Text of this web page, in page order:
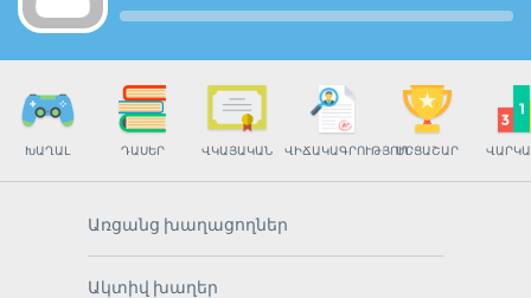
ԽԱՂԱԼ ԴԱՍԵՐ ՎԿԱՅԱԿԱՆ ՎԻՃԱԿԱԳՐՈՒԹՅՈՒՆՄՐՑԱՇԱՐ
Առցանց խաղացողներ
Ակտիվ խաղեր